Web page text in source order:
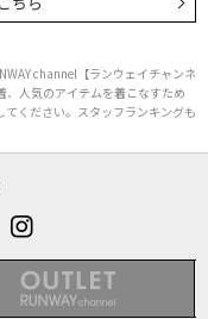
ちら
channel【ランウェイチャンネ
、人気のアイテムを着こなすため
ください。スタッフランキングも